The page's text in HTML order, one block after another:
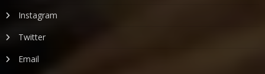
Instagram
Twitter
Email